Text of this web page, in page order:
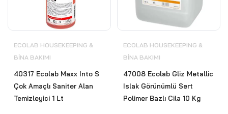
ECOLAB HOUSEKEEPING &
BİNA BAKIMI
40317 Ecolab Maxx Into S
Çok Amaçlı Saniter Alan
Temizleyici 1 Lt
ECOLAB HOUSEKEEPING &
BİNA BAKIMI
47008 Ecolab Gliz Metallic
Islak Görünümlü Sert
Polimer Bazlı Cila 10 Kg